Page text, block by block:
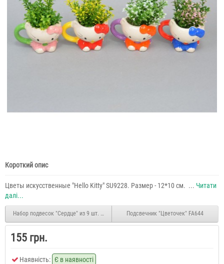
Короткий опис
Цветы искусственные "Hello Kitty" SU9228. Размер - 12*10 см. ... Читати
далі...
Набор подвесок "Сердце" из 9 шт. KSN306 Подсвечник "Цветочек" FA644
155 грн.
Наявність: Є в наявності